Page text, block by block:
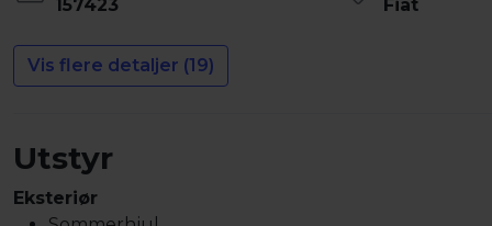
157423 Fiat
Vis flere detaljer (19)
Utstyr
Eksteriør